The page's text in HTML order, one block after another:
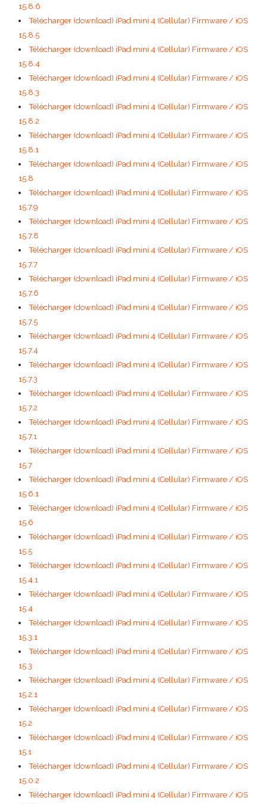
15.8.6
Télécharger (download) iPad mini 4 (Cellular) Firmware / iOS
15.8.5
Télécharger (download) iPad mini 4 (Cellular) Firmware / iOS
15.8.4
Télécharger (download) iPad mini 4 (Cellular) Firmware / iOS
15.8.3
Télécharger (download) iPad mini 4 (Cellular) Firmware / iOS
15.8.2
Télécharger (download) iPad mini 4 (Cellular) Firmware / iOS
15.8.1
Télécharger (download) iPad mini 4 (Cellular) Firmware / iOS
15.8
Télécharger (download) iPad mini 4 (Cellular) Firmware / iOS
15.7.9
Télécharger (download) iPad mini 4 (Cellular) Firmware / iOS
15.7.8
Télécharger (download) iPad mini 4 (Cellular) Firmware / iOS
15.7.7
Télécharger (download) iPad mini 4 (Cellular) Firmware / iOS
15.7.6
Télécharger (download) iPad mini 4 (Cellular) Firmware / iOS
15.7.5
Télécharger (download) iPad mini 4 (Cellular) Firmware / iOS
15.7.4
Télécharger (download) iPad mini 4 (Cellular) Firmware / iOS
15.7.3
Télécharger (download) iPad mini 4 (Cellular) Firmware / iOS
15.7.2
Télécharger (download) iPad mini 4 (Cellular) Firmware / iOS
15.7.1
Télécharger (download) iPad mini 4 (Cellular) Firmware / iOS
15.7
Télécharger (download) iPad mini 4 (Cellular) Firmware / iOS
15.6.1
Télécharger (download) iPad mini 4 (Cellular) Firmware / iOS
15.6
Télécharger (download) iPad mini 4 (Cellular) Firmware / iOS
15.5
Télécharger (download) iPad mini 4 (Cellular) Firmware / iOS
15.4.1
Télécharger (download) iPad mini 4 (Cellular) Firmware / iOS
15.4
Télécharger (download) iPad mini 4 (Cellular) Firmware / iOS
15.3.1
Télécharger (download) iPad mini 4 (Cellular) Firmware / iOS
15.3
Télécharger (download) iPad mini 4 (Cellular) Firmware / iOS
15.2.1
Télécharger (download) iPad mini 4 (Cellular) Firmware / iOS
15.2
Télécharger (download) iPad mini 4 (Cellular) Firmware / iOS
15.1
Télécharger (download) iPad mini 4 (Cellular) Firmware / iOS
15.0.2
Télécharger (download) iPad mini 4 (Cellular) Firmware / iOS